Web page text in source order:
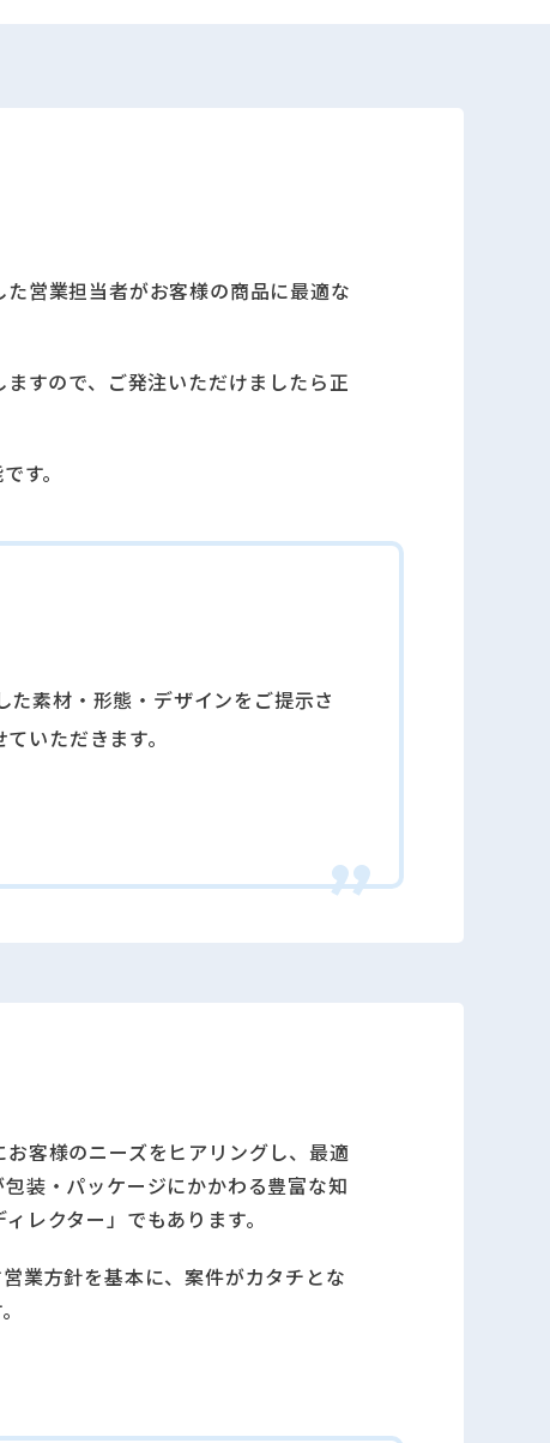
営業担当者がお客様の商品に最適な
すので、ご発注いただけましたら正
す。
素材・形態・デザインをご提⽰さ
いただきます。
客様のニーズをヒアリングし、最適
装・パッケージにかかわる豊富な知
レクター」でもあります。
業⽅針を基本に、案件がカタチとな